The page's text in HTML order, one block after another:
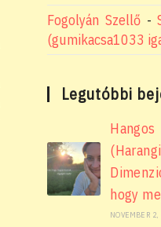
Fogolyán Szellő-
(gumikacsa1033
Legutóbbi
hogy
NOVEMBER 2,